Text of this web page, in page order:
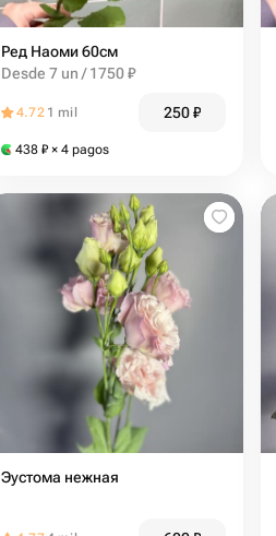
Ред Наоми 60см
Desde 7 un / 1750 ₽
4.72 1 mil 250₽
438 ₽ × 4 pagos
Эустома нежная